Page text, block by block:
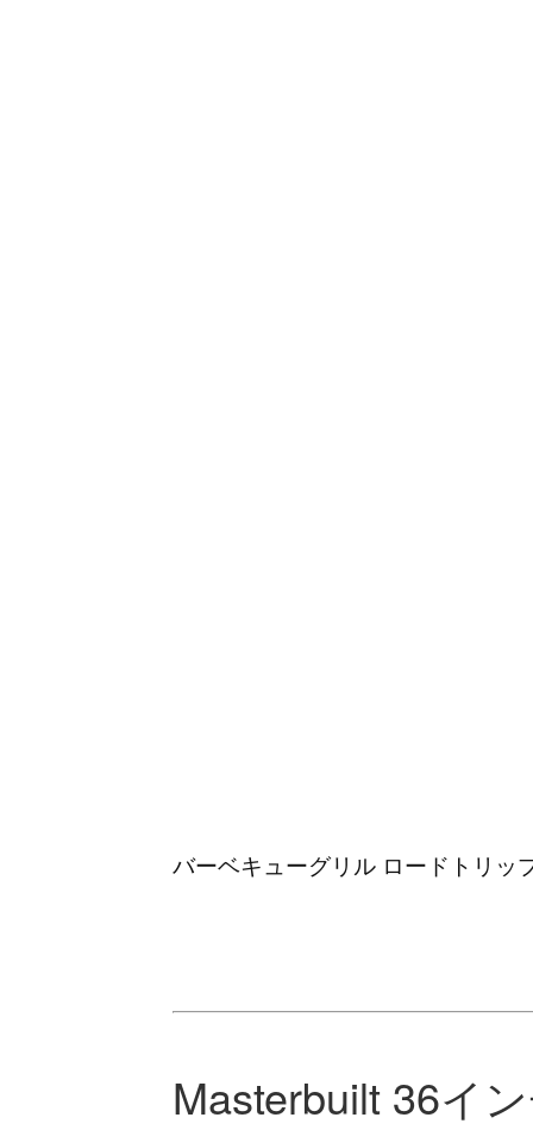
バーベキューグリル ロードトリッ
Masterbuilt 36イ